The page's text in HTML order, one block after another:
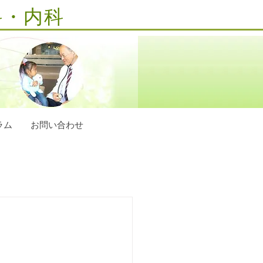
内科
ム お問い合わせ